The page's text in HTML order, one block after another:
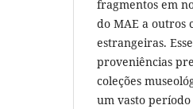
fragmentos em
do MAE a outros
estrangeiras.
proveniências
coleções
um vasto período